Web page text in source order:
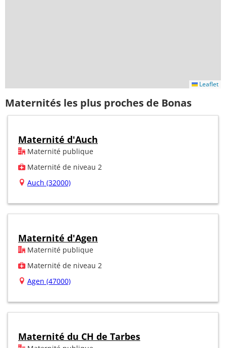
Leaflet
Maternités les plus proches de Bonas
Maternité d'Auch
Maternité publique
Maternité de niveau 2
Auch (32000)
Maternité d'Agen
Maternité publique
Maternité de niveau 2
Agen (47000)
Maternité du CH de Tarbes